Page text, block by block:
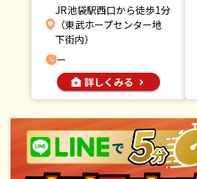
JR池袋駅西口から徒歩1分
（東武ホープセンター地
下街内）
ー